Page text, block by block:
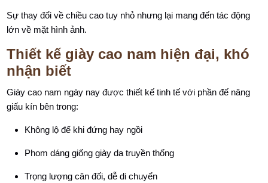
Sự thay đổi về chiều cao tuy nhỏ nhưng lại mang đến tác động
lớn về mặt hình ảnh.
Thiết kế giày cao nam hiện đại, khó
nhận biết
Giày cao nam ngày nay được thiết kế tinh tế với phần đế nâng
giấu kín bên trong:
Không lộ đế khi đứng hay ngồi
Phom dáng giống giày da truyền thống
Trọng lượng cân đối, dễ di chuyển